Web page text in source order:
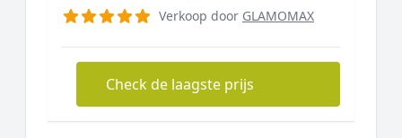
Verkoop door GLAMOMAX
Check de laagste prijs